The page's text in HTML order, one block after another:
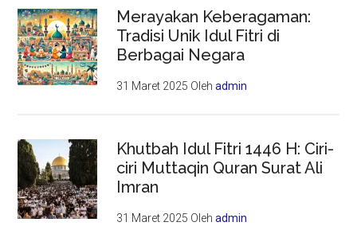
Merayakan Keberagaman:
Tradisi Unik Idul Fitri di
Berbagai Negara
31 Maret 2025 Olehadmin
Khutbah Idul Fitri 1446 H: Ciri-
ciri Muttaqin Quran Surat Ali
Imran
31 Maret 2025 Olehadmin